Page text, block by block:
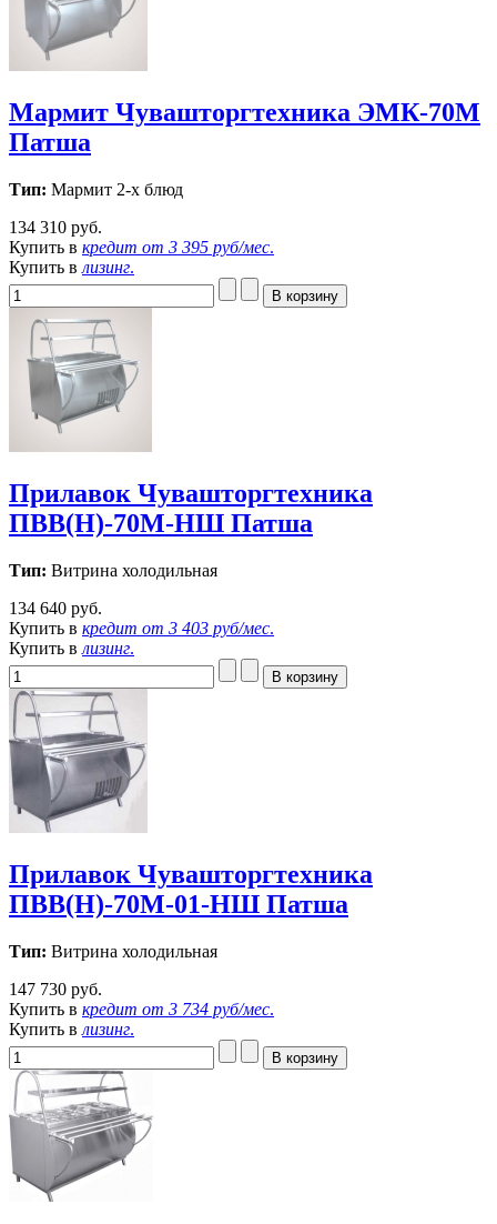
Мармит Чувашторгтехника ЭМК-70М
Патша
Тип: Мармит 2-х блюд
134 310 руб.
Купить в кредит от 3 395 руб/мес.
Купить в лизинг.
Прилавок Чувашторгтехника
ПВВ(Н)-70М-НШ Патша
Тип: Витрина холодильная
134 640 руб.
Купить в кредит от 3 403 руб/мес.
Купить в лизинг.
Прилавок Чувашторгтехника
ПВВ(Н)-70М-01-НШ Патша
Тип: Витрина холодильная
147 730 руб.
Купить в кредит от 3 734 руб/мес.
Купить в лизинг.